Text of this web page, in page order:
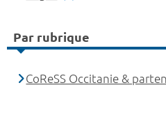
Par rubrique
CoReSS Occitanie &